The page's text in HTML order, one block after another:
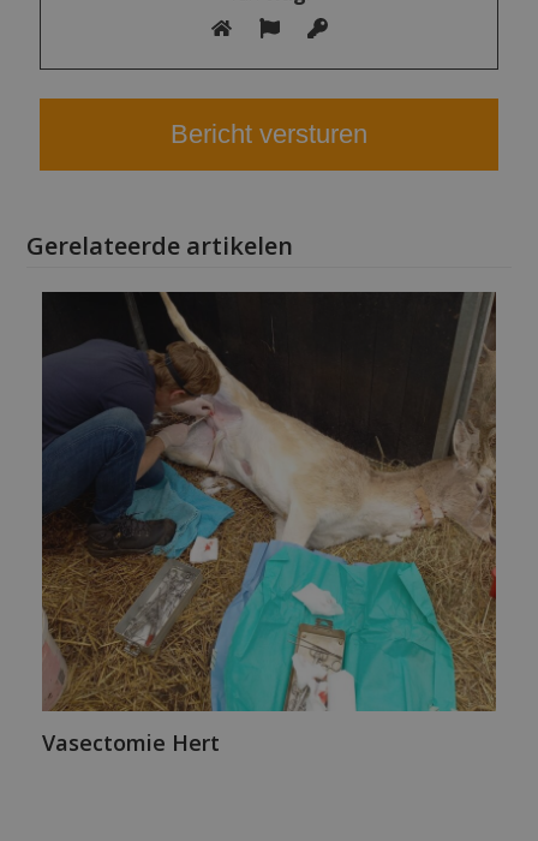
Gerelateerde artikelen
Vasectomie Hert